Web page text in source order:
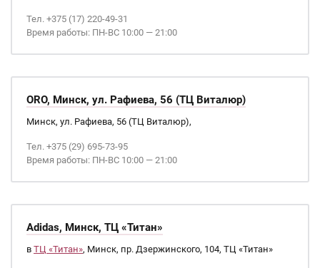
Тел. +375 (17) 220-49-31
Время работы: ПН-ВС 10:00 — 21:00
ORO, Минск, ул. Рафиева, 56 (ТЦ Виталюр)
Минск, ул. Рафиева, 56 (ТЦ Виталюр),
Тел. +375 (29) 695-73-95
Время работы: ПН-ВС 10:00 — 21:00
Adidas, Минск, ТЦ «Титан»
в ТЦ «Титан», Минск, пр. Дзержинского, 104, ТЦ «Титан»